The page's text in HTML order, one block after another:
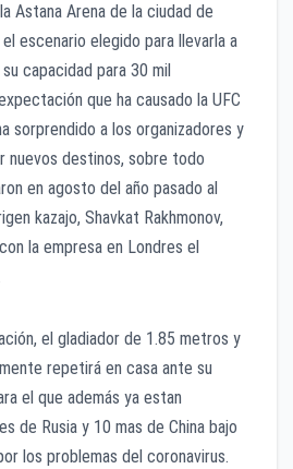
Astana Arena de la ciudad de
escenario elegido para llevarla a
capacidad para 30 mil
que ha causado la UFC
sorprendido a los organizadores y
nuevos destinos, sobre todo
en agosto del año pasado al
kazajo, Shavkat Rakhmonov,
la empresa en Londres el
el gladiador de 1.85 metros y
repetirá en casa ante su
el que además ya estan
de Rusia y 10 mas de China bajo
los problemas del coronavirus.